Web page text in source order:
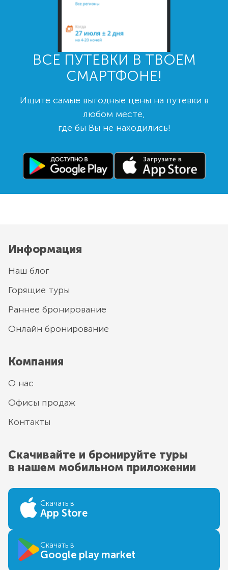
ВСЕ ПУТЕВКИ В ТВОЕМ
СМАРТФОНЕ!
Ищите самые выгодные цены на путевки в
любом месте,
где бы Вы не находились!
Информация
Наш блог
Горящие туры
Раннее бронирование
Онлайн бронирование
Компания
О нас
Офисы продаж
Контакты
Скачивайте и бронируйте туры
в нашем мобильном приложении
Скачать в
App Store
Скачать в
Google play market